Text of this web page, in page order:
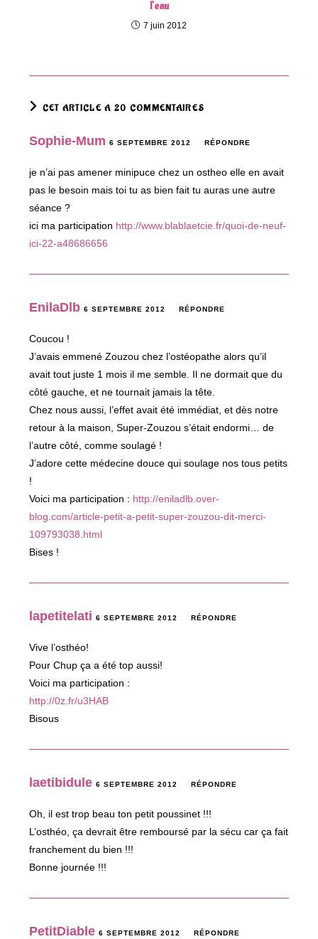
l’eau
7 juin 2012
CET ARTICLE A 20 COMMENTAIRES
Sophie-Mum 6 SEPTEMBRE 2012 RÉPONDRE
je n’ai pas amener minipuce chez un ostheo elle en avait
pas le besoin mais toi tu as bien fait tu auras une autre
séance ?
ici ma participation http://www.blablaetcie.fr/quoi-de-neuf-
ici-22-a48686656
EnilaDlb 6 SEPTEMBRE 2012 RÉPONDRE
Coucou !
J’avais emmené Zouzou chez l’ostéopathe alors qu’il
avait tout juste 1 mois il me semble. Il ne dormait que du
côté gauche, et ne tournait jamais la tête.
Chez nous aussi, l’effet avait été immédiat, et dès notre
retour à la maison, Super-Zouzou s’était endormi… de
l’autre côté, comme soulagé !
J’adore cette médecine douce qui soulage nos tous petits
!
Voici ma participation : http://eniladlb.over-
blog.com/article-petit-a-petit-super-zouzou-dit-merci-
109793038.html
Bises !
lapetitelati 6 SEPTEMBRE 2012 RÉPONDRE
Vive l’osthéo!
Pour Chup ça a été top aussi!
Voici ma participation :
http://0z.fr/u3HAB
Bisous
laetibidule 6 SEPTEMBRE 2012 RÉPONDRE
Oh, il est trop beau ton petit poussinet !!!
L’osthéo, ça devrait être remboursé par la sécu car ça fait
franchement du bien !!!
Bonne journée !!!
PetitDiable 6 SEPTEMBRE 2012 RÉPONDRE